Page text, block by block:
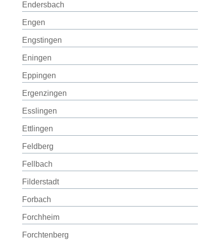
Endersbach
Engen
Engstingen
Eningen
Eppingen
Ergenzingen
Esslingen
Ettlingen
Feldberg
Fellbach
Filderstadt
Forbach
Forchheim
Forchtenberg